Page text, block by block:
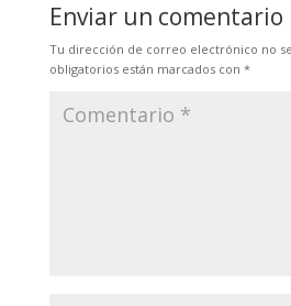
Enviar un comentario
Tu dirección de correo electrónico no
obligatorios están marcados con *